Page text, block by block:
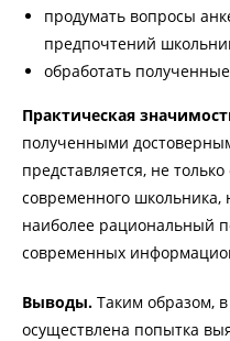
продумать вопросы
предпочтений
обработать
Практическая
полученными
представляется, не
современного
наиболее рациональный
современных
Выводы. Таким образом,
осуществлена попытка